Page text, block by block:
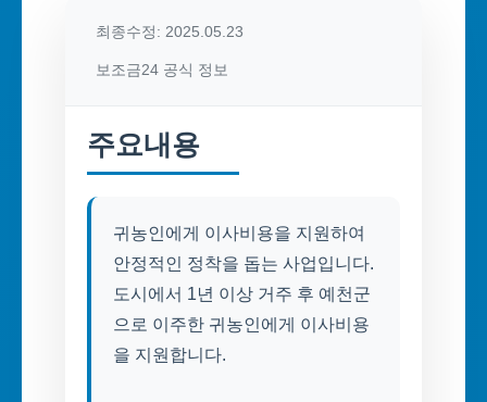
최종수정: 2025.05.23
보조금24 공식 정보
주요내용
귀농인에게 이사비용을 지원하여
안정적인 정착을 돕는 사업입니다.
도시에서 1년 이상 거주 후 예천군
으로 이주한 귀농인에게 이사비용
을 지원합니다.